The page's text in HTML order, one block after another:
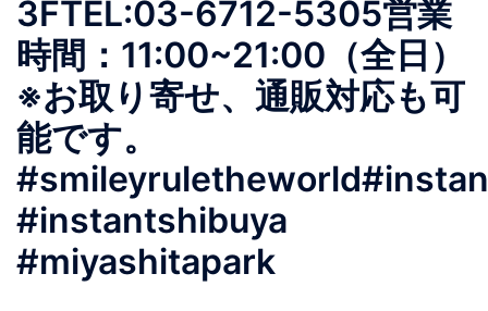
3FTEL:03-6712-5305営業
時間：11:00~21:00（全日）
※お取り寄せ、通販対応も可
能です。
#instantshibuya
#miyashitapark